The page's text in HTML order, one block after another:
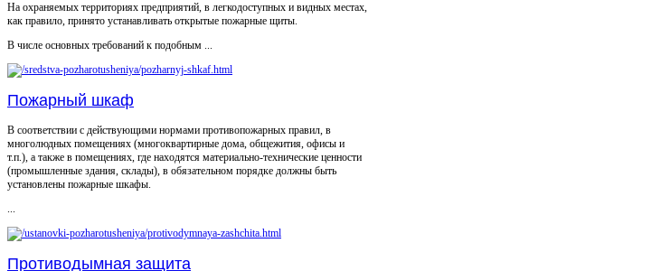
На охраняемых территориях предприятий, в легкодоступных и видных местах,
как правило, принято устанавливать открытые пожарные щиты.
В числе основных требований к подобным ...
Пожарный шкаф
В соответствии с действующими нормами противопожарных правил, в
многолюдных помещениях (многоквартирные дома, общежития, офисы и
т.п.), а также в помещениях, где находятся материально-технические ценности
(промышленные здания, склады), в обязательном порядке должны быть
установлены пожарные шкафы.
...
Противодымная защита